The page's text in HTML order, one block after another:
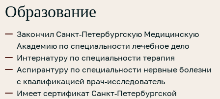
Образование
Закончил Санкт-Петербургскую Медицинскую
Академию по специальности лечебное дело
Интернатуру по специальности терапия
Аспирантуру по специальности нервные болезни
с квалификацией врач-исследователь
Имеет сертификат Санкт-Петербургской